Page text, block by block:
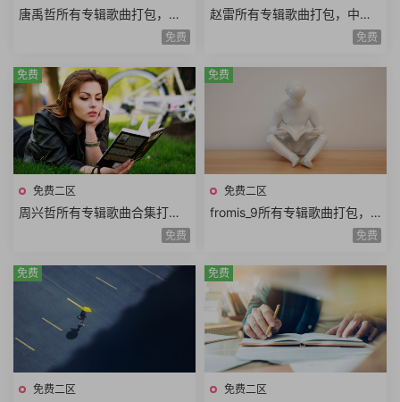
唐禹哲所有专辑歌曲打包，中
免费
赵雷所有专辑歌曲打包，中国
免费
免费二区
周兴哲所有专辑歌曲合集打
包，酷似韩剧《来自星星的免费
免费
免费二区
fromis_9所有专辑歌曲打包，
九位来自《偶像学校》的女孩
免费
免费
免费二区
免费
免费二区
免费